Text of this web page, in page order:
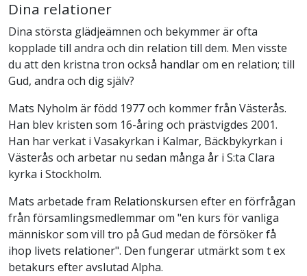
Dina relationer
Dina största glädjeämnen och bekymmer är ofta
kopplade till andra och din relation till dem. Men visste
du att den kristna tron också handlar om en relation; till
Gud, andra och dig själv?
Mats Nyholm är född 1977 och kommer från Västerås.
Han blev kristen som 16-åring och prästvigdes 2001.
Han har verkat i Vasakyrkan i Kalmar, Bäckbykyrkan i
Västerås och arbetar nu sedan många år i S:ta Clara
kyrka i Stockholm.
Mats arbetade fram Relationskursen efter en förfrågan
från församlingsmedlemmar om "en kurs för vanliga
människor som vill tro på Gud medan de försöker få
ihop livets relationer". Den fungerar utmärkt som t ex
betakurs efter avslutad Alpha.